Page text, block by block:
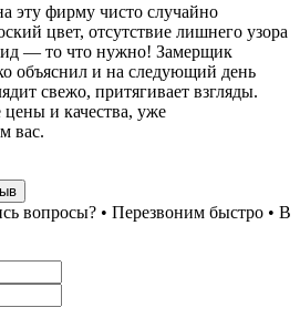
эту фирму чисто случайно
цвет, отсутствие лишнего узора
— то что нужно! Замерщик
объяснил и на следующий день
свежо, притягивает взгляды.
цены и качества, уже
вас.
вопросы? • Перезвоним быстро • В